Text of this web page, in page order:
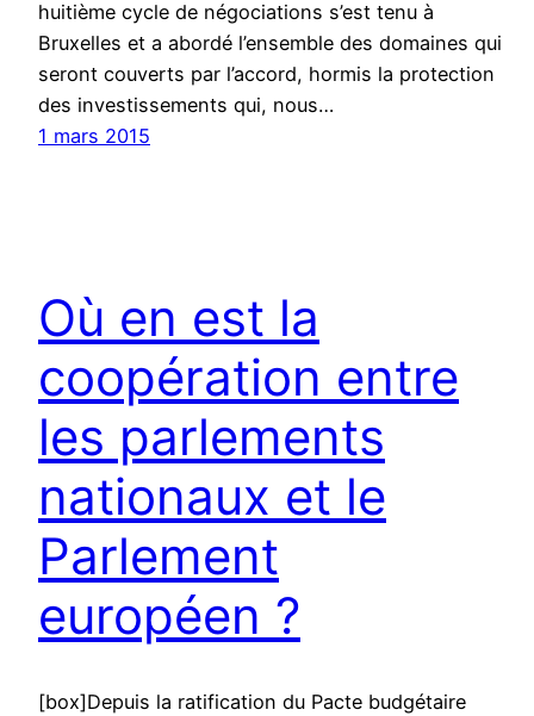
huitième cycle de négociations s’est tenu à
Bruxelles et a abordé l’ensemble des domaines qui
seront couverts par l’accord, hormis la protection
des investissements qui, nous…
1 mars 2015
Où en est la
coopération entre
les parlements
nationaux et le
Parlement
européen ?
[box]Depuis la ratification du Pacte budgétaire